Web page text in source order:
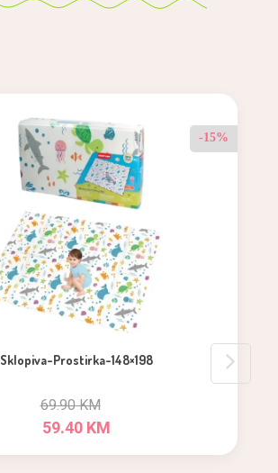
-15%
Sklopiva-Prostirka-148×198
69.90 KM
59.40 KM